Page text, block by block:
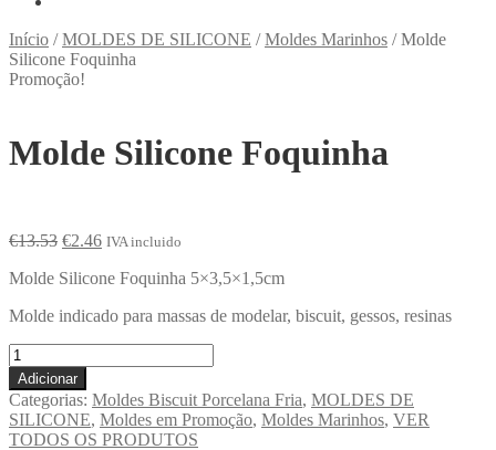
Início /MOLDES DE SILICONE /Moldes Marinhos /Molde
Silicone Foquinha
Promoção!
Molde Silicone Foquinha
€13.53 €2.46 IVA incluido
Molde Silicone Foquinha 5×3,5×1,5cm
Molde indicado para massas de modelar, biscuit, gessos, resinas
Adicionar
Categorias: Moldes Biscuit Porcelana Fria, MOLDES DE
SILICONE, Moldes em Promoção, Moldes Marinhos, VER
TODOS OS PRODUTOS